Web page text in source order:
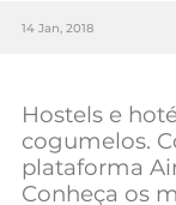
14 Jan, 2018
Hostels e
cogumelos.
plataforma
Conheça os